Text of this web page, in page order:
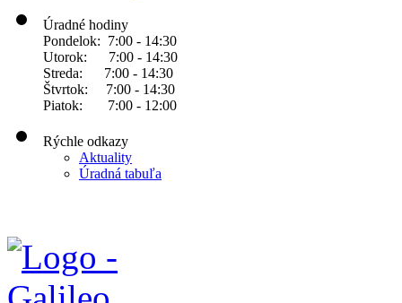
Úradné hodiny
Pondelok: 7:00 - 14:30
Utorok: 7:00 - 14:30
Streda: 7:00 - 14:30
Štvrtok: 7:00 - 14:30
Piatok: 7:00 - 12:00
Rýchle odkazy
Aktuality
Úradná tabuľa